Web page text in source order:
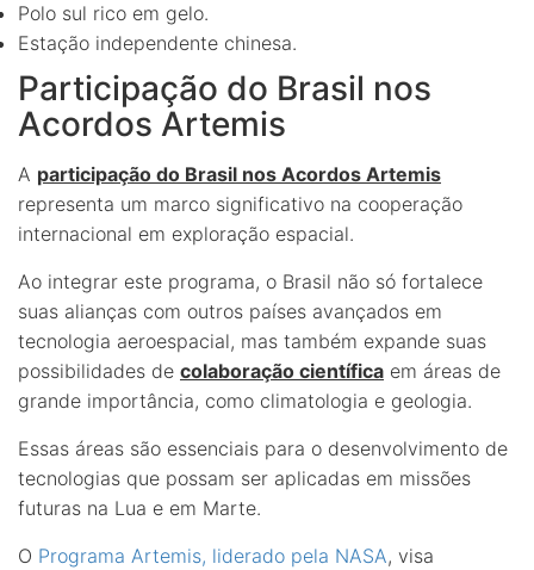
Polo sul rico em gelo.
Estação independente chinesa.
Participação do Brasil nos
Acordos Artemis
A participação do Brasil nos Acordos Artemis
representa um marco significativo na cooperação
internacional em exploração espacial.
Ao integrar este programa, o Brasil não só fortalece
suas alianças com outros países avançados em
tecnologia aeroespacial, mas também expande suas
possibilidades de colaboração científica em áreas de
grande importância, como climatologia e geologia.
Essas áreas são essenciais para o desenvolvimento de
tecnologias que possam ser aplicadas em missões
futuras na Lua e em Marte.
O Programa Artemis, liderado pela NASA, visa